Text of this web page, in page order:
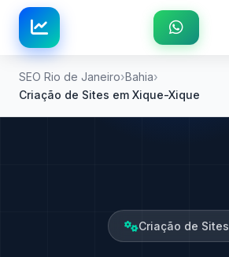
SEO Rio de Janeiro Bahia
Criação de Sites em Xique-Xique
Criação de Sites